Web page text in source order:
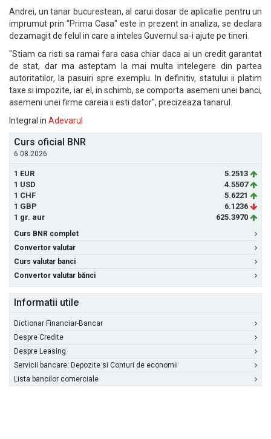
Andrei, un tanar bucurestean, al carui dosar de aplicatie pentru un
imprumut prin "Prima Casa" este in prezent in analiza, se declara
dezamagit de felul in care a inteles Guvernul sa-i ajute pe tineri.
"Stiam ca risti sa ramai fara casa chiar daca ai un credit garantat
de stat, dar ma asteptam la mai multa intelegere din partea
autoritatilor, la pasuiri spre exemplu. In definitiv, statului ii platim
taxe si impozite, iar el, in schimb, se comporta asemeni unei banci,
asemeni unei firme careia ii esti dator", precizeaza tanarul.
Integral in Adevarul
Curs oficial BNR
6.08.2026
1 EUR
5.2513
1 USD
4.5507
1 CHF
5.6221
1 GBP
6.1236
1 gr. aur
625.3970
Curs BNR complet
Convertor valutar
Curs valutar banci
Convertor valutar bănci
Informatii utile
Dictionar Financiar-Bancar
Despre Credite
Despre Leasing
Servicii bancare: Depozite si Conturi de economii
Lista bancilor comerciale